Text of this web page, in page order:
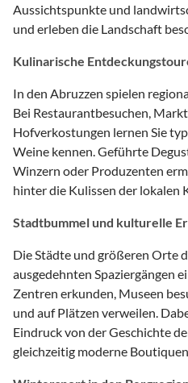
Aussichtspunkte und
und erleben die Landschaft
Kulinarische
In den Abruzzen spielen
Bei Restaurantbesuchen,
Hofverkostungen lernen Sie
Weine kennen. Geführte
Winzern oder Produzenten
hinter die Kulissen der lokalen
Stadtbummel und kulturelle
Die Städte und größeren Orte
ausgedehnten Spaziergängen
Zentren erkunden, Museen
und auf Plätzen verweilen.
Eindruck von der Geschichte
gleichzeitig moderne Boutiquen